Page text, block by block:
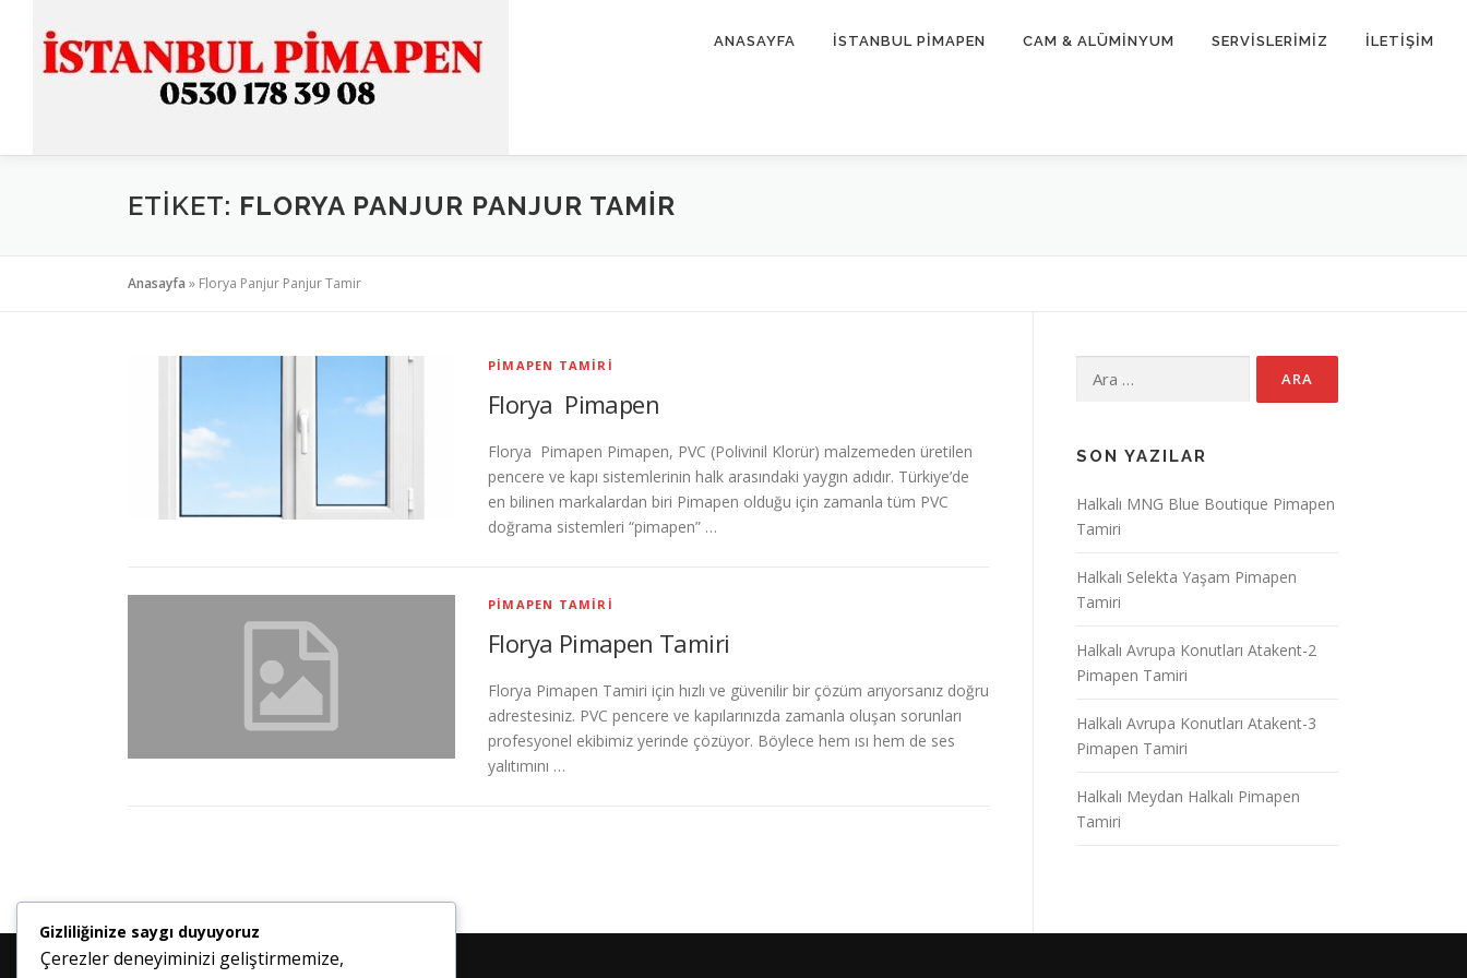
ANASAYFA İSTANBUL PİMAPEN CAM & ALÜMİNYUM SERVİSLERİMİZ İLETİŞİM
ETIKET: FLORYA PANJUR PANJUR TAMIR
Anasayfa » Florya Panjur Panjur Tamir
PIMAPEN TAMIRI
Florya Pimapen
Florya Pimapen Pimapen, PVC (Polivinil Klorür) malzemeden üretilen
pencere ve kapı sistemlerinin halk arasındaki yaygın adıdır. Türkiye’de
en bilinen markalardan biri Pimapen olduğu için zamanla tüm PVC
doğrama sistemleri “pimapen” …
PIMAPEN TAMIRI
Florya Pimapen Tamiri
Florya Pimapen Tamiri için hızlı ve güvenilir bir çözüm arıyorsanız doğru
adrestesiniz. PVC pencere ve kapılarınızda zamanla oluşan sorunları
profesyonel ekibimiz yerinde çözüyor. Böylece hem ısı hem de ses
yalıtımını …
SON YAZILAR
Halkalı MNG Blue Boutique Pimapen
Tamiri
Halkalı Selekta Yaşam Pimapen
Tamiri
Halkalı Avrupa Konutları Atakent-2
Pimapen Tamiri
Halkalı Avrupa Konutları Atakent-3
Pimapen Tamiri
Halkalı Meydan Halkalı Pimapen
Tamiri
Gizliliğinize saygı duyuyoruz
Çerezler deneyiminizi geliştirmemize,